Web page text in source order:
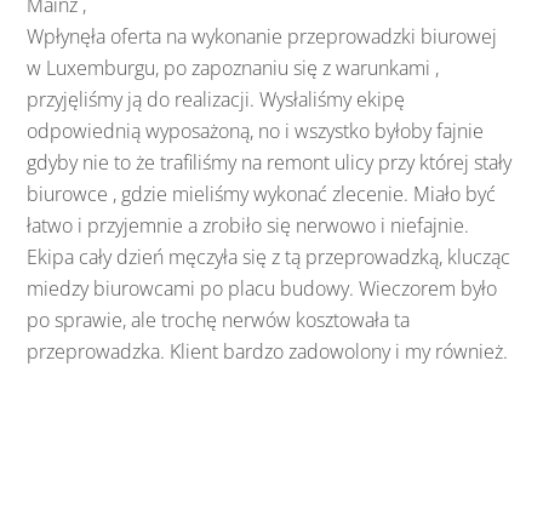
Wpłynęła oferta na wykonanie przeprowadzki biurowej
w Luxemburgu, po zapoznaniu się z warunkami ,
przyjęliśmy ją do realizacji. Wysłaliśmy ekipę
odpowiednią wyposażoną, no i wszystko byłoby fajnie
gdyby nie to że trafiliśmy na remont ulicy przy której stały
biurowce , gdzie mieliśmy wykonać zlecenie. Miało być
łatwo i przyjemnie a zrobiło się nerwowo i niefajnie.
Ekipa cały dzień męczyła się z tą przeprowadzką, klucząc
miedzy biurowcami po placu budowy. Wieczorem było
po sprawie, ale trochę nerwów kosztowała ta
przeprowadzka. Klient bardzo zadowolony i my również.